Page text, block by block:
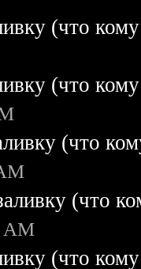
(что
(что
(что
(что
AM
(что